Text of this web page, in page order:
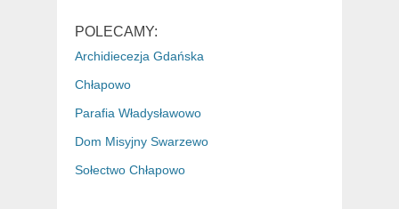
POLECAMY:
Archidiecezja Gdańska
Chłapowo
Parafia Władysławowo
Dom Misyjny Swarzewo
Sołectwo Chłapowo